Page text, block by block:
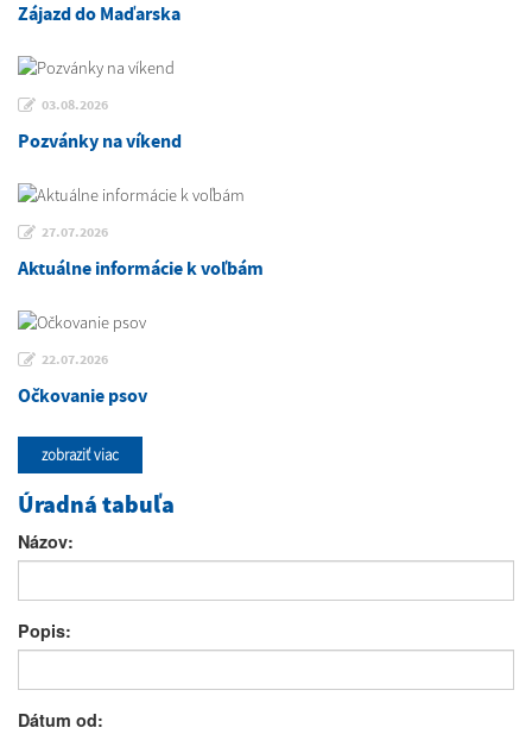
Zájazd do Maďarska
03.08.2026
Pozvánky na víkend
27.07.2026
Aktuálne informácie k voľbám
22.07.2026
Očkovanie psov
zobraziť viac
Úradná tabuľa
Názov:
Popis:
Dátum od: